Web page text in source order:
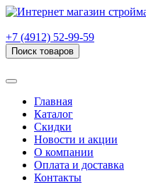
+7 (4912) 52-99-59
Поиск товаров
Главная
Каталог
Скидки
Новости и акции
О компании
Оплата и доставка
Контакты